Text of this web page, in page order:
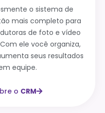
o sistema de
mais completo para
de foto e vídeo
ele você organiza,
seus resultados
equipe.
o CRM